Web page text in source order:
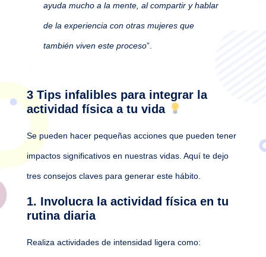
ayuda mucho a la mente, al compartir y hablar
de la experiencia con otras mujeres que
también viven este proceso”.
3 Tips infalibles para integrar la
actividad física a tu vida
Se pueden hacer pequeñas acciones que pueden tener
impactos significativos en nuestras vidas. Aquí te dejo
tres consejos claves para generar este hábito.
1. Involucra la actividad física en tu
rutina diaria
Realiza actividades de intensidad ligera como: